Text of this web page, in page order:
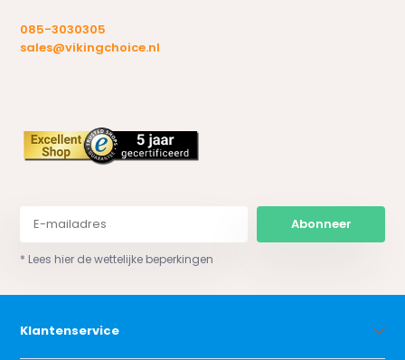
085-3030305
sales@vikingchoice.nl
Abonneer
* Lees hier de wettelijke beperkingen
Klantenservice